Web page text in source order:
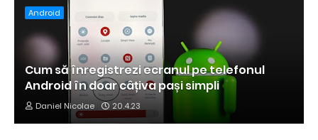
Android
Cum să înregistrezi ecranul pe telefonul
Android în doar câțiva pași simpli
Daniel Nicolae 20.4.23